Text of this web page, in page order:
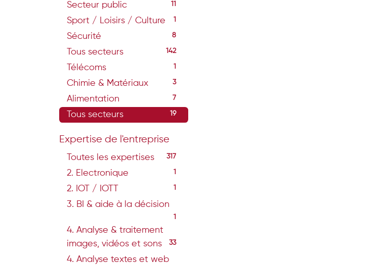
Secteur public 11
Sport / Loisirs / Culture 1
Sécurité 8
Tous secteurs 142
Télécoms 1
Chimie & Matériaux 3
Alimentation 7
Tous secteurs 19
Expertise de l'entreprise
Toutes les expertises 317
2. Electronique 1
2. IOT / IOTT 1
3. BI & aide à la décision
1
4. Analyse & traitement
images, vidéos et sons
33
4. Analyse textes et web